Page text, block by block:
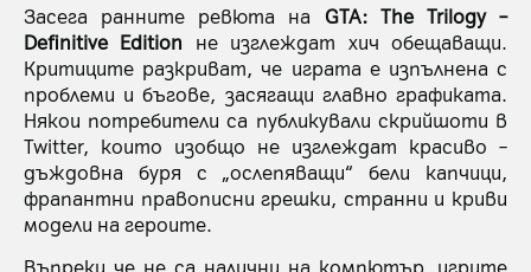
Засега ранните ревюта на GTA: The Trilogy –
Definitive Edition не изглеждат хич обещаващи.
Критиците разкриват, че играта е изпълнена с
проблеми и бъгове, засягащи главно графиката.
Някои потребители са публикували скрийшоти в
Twitter, които изобщо не изглеждат красиво –
дъждовна буря с „ослепяващи“ бели капчици,
фрапантни правописни грешки, странни и криви
модели на героите.
Въпреки че не са налични на компютър, игрите